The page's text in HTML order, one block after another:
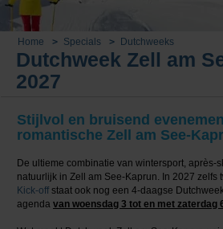
Home Specials Dutchweeks
Dutchweek Zell am
2027
Stijlvol en bruisend
romantische Zell am See-
De ultieme combinatie van wintersport, après-
natuurlijk in Zell am See-Kaprun. In 2027 zelfs
Kick-off staat ook nog een 4-daagse
agenda van woensdag 3 tot en met zaterdag